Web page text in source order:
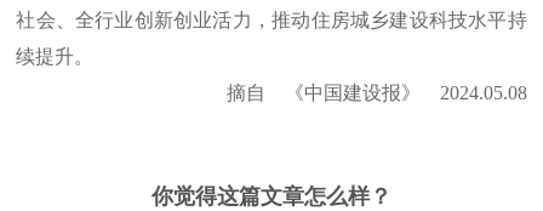
社会、全行业创新创业活力，推动住房城乡建设科技水平持
续提升。
摘自 《中国建设报》 2024.05.08
你觉得这篇文章怎么样？